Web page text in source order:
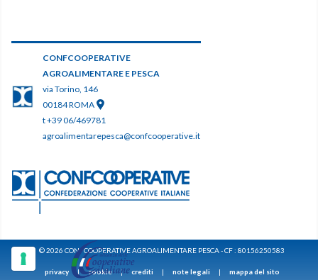
CONFCOOPERATIVE
AGROALIMENTARE E PESCA
via Torino, 146
00184 ROMA
t +39 06/469781
agroalimentarepesca@confcooperative.it
© 2026 CONFCOOPERATIVE AGROALIMENTARE PESCA - CF : 80156250583
privacy | cookie | crediti | note legali | mappa del sito